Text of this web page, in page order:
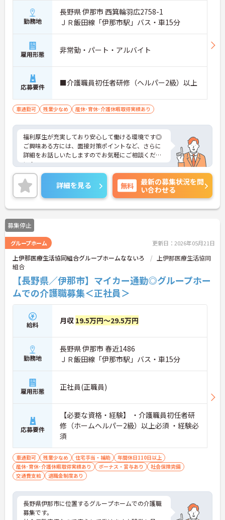
勤務地
長野県 伊那市 西箕輪羽広2758-1
ＪＲ飯田線「伊那市駅」バス・車15分
雇用形態 非常勤・パート・アルバイト
応募要件 ■介護職員初任者研修（ヘルパー2級）以上
車通勤可 残業少なめ 産休･育休･介護休暇取得実績あり
福利厚生が充実しており安心して働ける環境です◎
ご興味ある方には、面接対策ポイントなど、さらに
詳細をお話しいたしますのでお気軽にご相談くださ
い！
詳細を見る 無料
最新の募集状況を問
い合わせる
募集停止
グループホーム 更新日：2026年05月21日
上伊那医療生活協同組合グループホームなないろ
上伊那医療生活協同
組合
【長野県／伊那市】マイカー通勤◎グループホー
ムでの介護職募集＜正社員＞
給料 月収 19.5万円～29.5万円
勤務地
長野県 伊那市 春近1486
ＪＲ飯田線「伊那市駅」バス・車15分
雇用形態 正社員(正職員)
応募要件
【必要な資格・経験】 ・介護職員初任者研
修（ホームヘルパー2級）以上必須 ・経験必
須
車通勤可 残業少なめ 住宅手当・補助
年間休日110日以上
産休･育休･介護休暇取得実績あり
ボーナス・賞与あり
社会保険完備
交通費支給
退職金制度あり
長野県伊那市に位置するグループホームでの介護職
募集です。